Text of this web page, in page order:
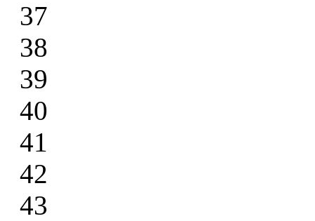
37
38
39
40
41
42
43